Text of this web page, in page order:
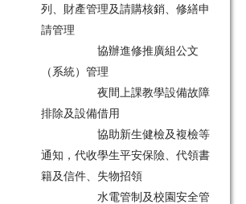
列、財產管理及請購核銷、修繕申
請管理
協辦進修推廣組公文
（系統）管理
夜間上課教學設備故障
排除及設備借用
協助新生健檢及複檢等
通知，代收學生平安保險、代領書
籍及信件、失物招領
水電管制及校園安全管